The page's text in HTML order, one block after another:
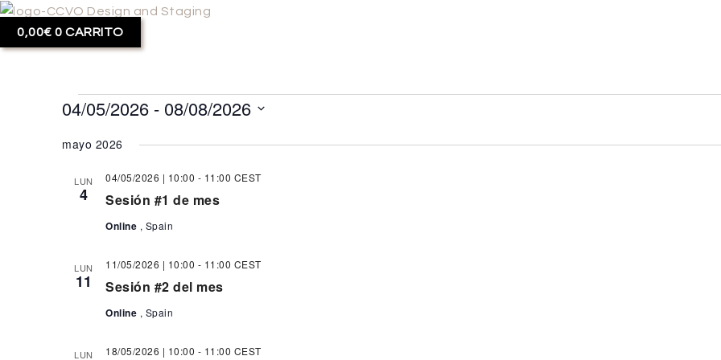
Ir
contenido
0,00€ 0 CARRITO
Eventos
04/05/2026 - 08/08/2026
fecha.
mayo 2026
LUN
4 Sesión #1 de mes
04/05/2026 | 10:00 - 11:00 CEST
Online , Spain
LUN
11 Sesión #2 del mes
11/05/2026 | 10:00 - 11:00 CEST
Online , Spain
LUN 18/05/2026 | 10:00 - 11:00 CEST